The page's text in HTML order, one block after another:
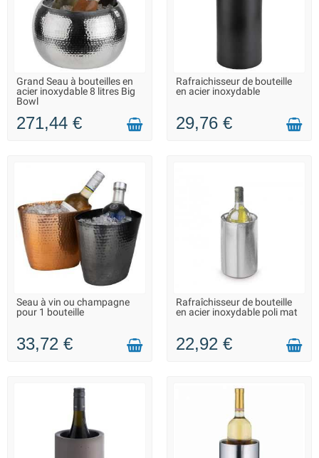
SUR COMMANDE - LIVRAISON
SOUS 15 JOURS
Grand Seau à bouteilles en
acier inoxydable 8 litres Big
Bowl
271,44 €
LIVRAISON 2 À 3 JOURS
Rafraichisseur de bouteille
en acier inoxydable
29,76 €
LIVRAISON 2 À 3 JOURS
Seau à vin ou champagne
pour 1 bouteille
33,72 €
LIVRAISON 2 À 3 JOURS
Rafraîchisseur de bouteille
en acier inoxydable poli mat
22,92 €